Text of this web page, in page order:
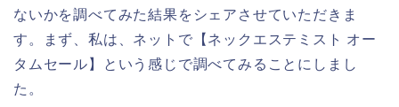
ないかを調べてみた結果をシェアさせていただきま
す。まず、私は、ネットで【ネックエステミスト オー
タムセール】という感じで調べてみることにしまし
た。